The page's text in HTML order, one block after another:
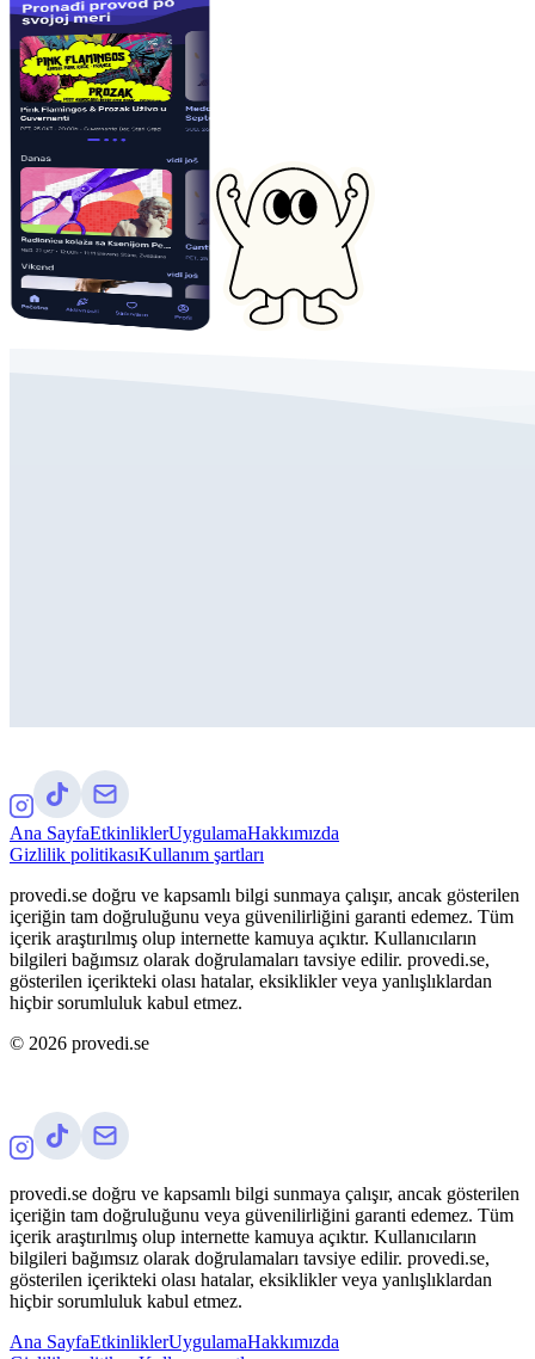
Ana SayfaEtkinliklerUygulamaHakkımızda
Gizlilik politikasıKullanım şartları
provedi.se doğru ve kapsamlı bilgi sunmaya çalışır, ancak gösterilen
içeriğin tam doğruluğunu veya güvenilirliğini garanti edemez. Tüm
içerik araştırılmış olup internette kamuya açıktır. Kullanıcıların
bilgileri bağımsız olarak doğrulamaları tavsiye edilir. provedi.se,
gösterilen içerikteki olası hatalar, eksiklikler veya yanlışlıklardan
hiçbir sorumluluk kabul etmez.
© 2026 provedi.se
provedi.se doğru ve kapsamlı bilgi sunmaya çalışır, ancak gösterilen
içeriğin tam doğruluğunu veya güvenilirliğini garanti edemez. Tüm
içerik araştırılmış olup internette kamuya açıktır. Kullanıcıların
bilgileri bağımsız olarak doğrulamaları tavsiye edilir. provedi.se,
gösterilen içerikteki olası hatalar, eksiklikler veya yanlışlıklardan
hiçbir sorumluluk kabul etmez.
Ana SayfaEtkinliklerUygulamaHakkımızda